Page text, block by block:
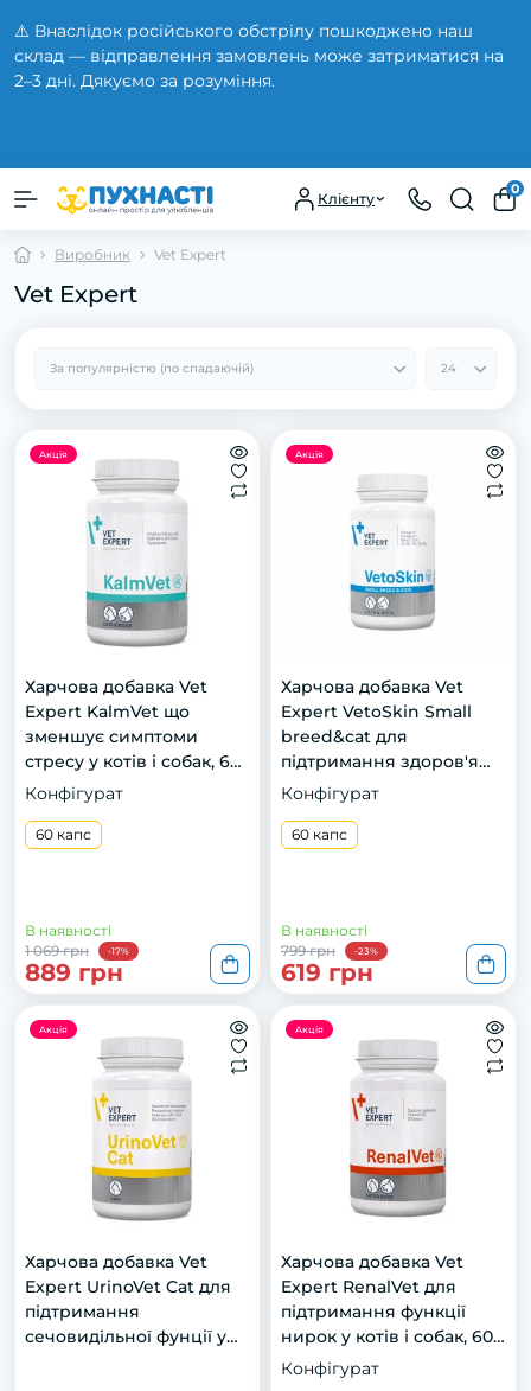
⚠️ Внаслідок російського обстрілу пошкоджено наш
склад — відправлення замовлень може затриматися на
2–3 дні. Дякуємо за розуміння.
Клієнту
0
Виробник Vet Expert
Vet Expert
Акція
Харчова добавка Vet
Expert KalmVet що
зменшує симптоми
стресу у котів і собак, 60
капс.
Конфігурат
60 капс
В наявності
1 069 грн
-17%
889 грн
Акція
Харчова добавка Vet
Expert VetoSkin Small
breed&cat для
підтримання здоров'я
шкіри та шерсті у котів і
капс
Конфігурат
60 капс
В наявності
799 грн
-23%
619 грн
Акція
Харчова добавка Vet
Expert UrinoVet Cat для
підтримання
сечовидільної фунції у
Акція
Харчова добавка Vet
Expert RenalVet для
підтримання функції
нирок у котів і собак, 60
капс.
Конфігурат